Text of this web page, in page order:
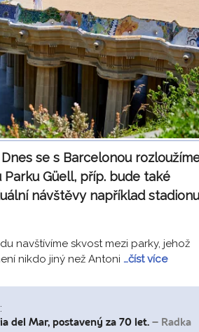
Dnes se s Barcelonou
Güell, příp. bude také
návštěvy například stadionu
navštívíme skvost mezi parky, jehož
nikdo jiný než Antoni …číst více
del Mar, postavený za 70 let. – Radka